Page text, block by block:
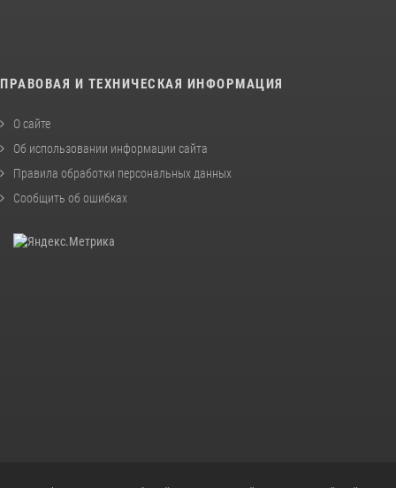
ПРАВОВАЯ И ТЕХНИЧЕСКАЯ ИНФОРМАЦИЯ
О сайте
Об использовании информации сайта
Правила обработки персональных данных
Сообщить об ошибках